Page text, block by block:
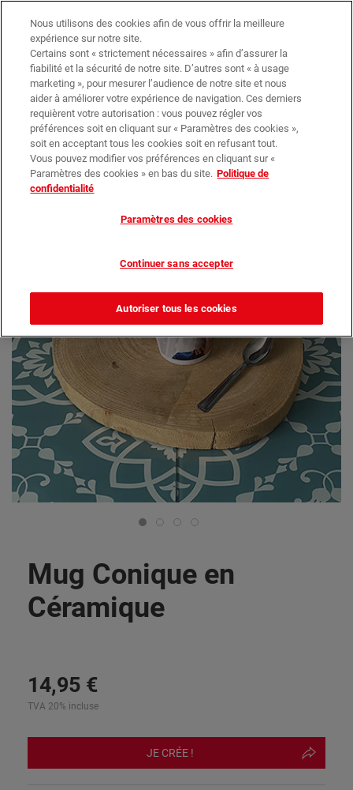
0
Objets
Cuisine
Mug Conique en Céramique
Mug Conique en
Céramique
14,95 €
TVA 20% incluse
JE CRÉE !
Nous utilisons des cookies afin de vous offrir la meilleure
expérience sur notre site.
Certains sont « strictement nécessaires » afin d’assurer la
fiabilité et la sécurité de notre site. D’autres sont « à usage
marketing », pour mesurer l’audience de notre site et nous
aider à améliorer votre expérience de navigation. Ces derniers
requièrent votre autorisation : vous pouvez régler vos
préférences soit en cliquant sur « Paramètres des cookies »,
soit en acceptant tous les cookies soit en refusant tout.
Vous pouvez modifier vos préférences en cliquant sur «
Paramètres des cookies » en bas du site. Politique de
confidentialité
Paramètres des cookies
Continuer sans accepter
Autoriser tous les cookies